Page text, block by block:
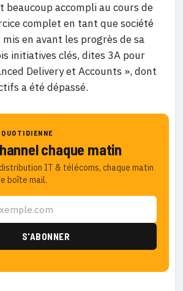
beaucoup accompli au cours de
complet en tant que société
en avant les progrès de sa
initiatives clés, dites 3A pour
Delivery et Accounts », dont
a été dépassé.
chaque matin
IT & télécoms, chaque matin
boîte mail.